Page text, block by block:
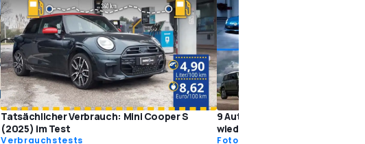
Tatsächlicher Verbrauch: Mini Cooper S
(2025) im Test
Verbrauchstests
9 Auto-Legenden, die im
wiederauferstanden sind
Fotostrecke